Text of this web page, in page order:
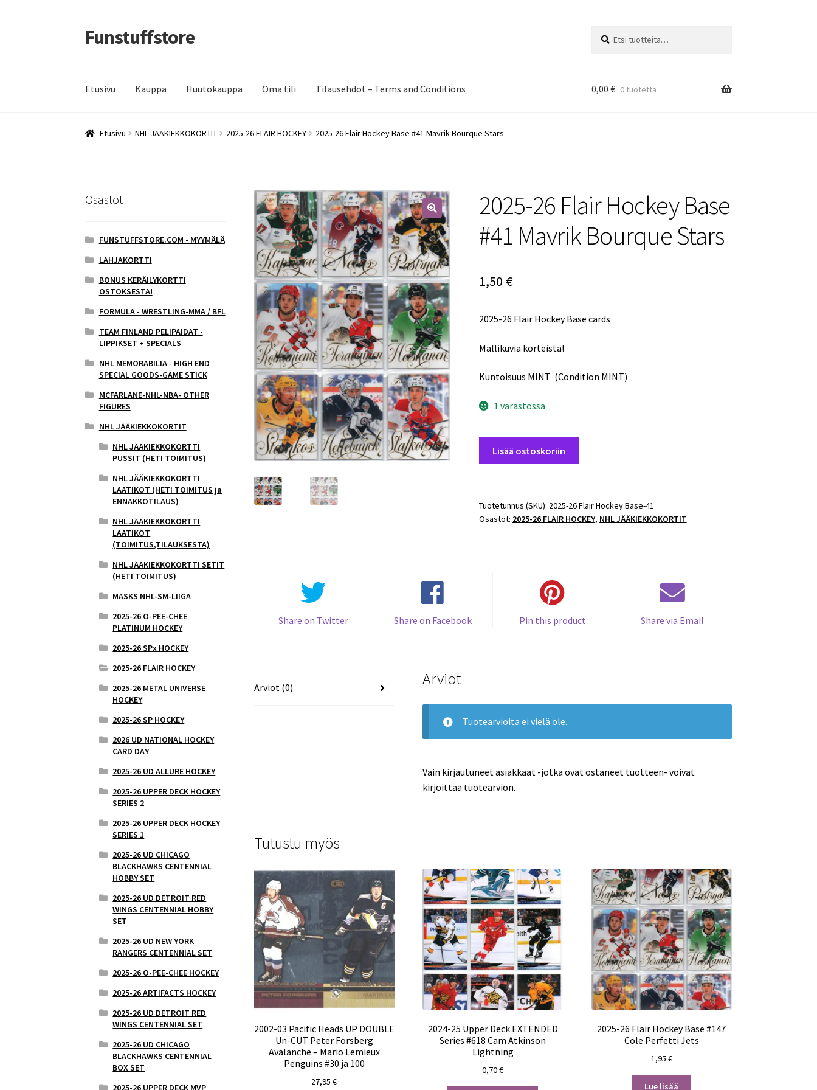
Siirry
navigointiin
Siirry
sisältöön
Funstuffstore
Etusivu Kauppa Huutokauppa Oma tili Tilausehdot – Terms and Conditions 0,00 € 0 tuotetta
Etusivu NHL JÄÄKIEKKOKORTIT 2025-26 FLAIR HOCKEY 2025-26 Flair Hockey Base #41 Mavrik Bourque Stars
🔍
2025-26 Flair Hockey Base
#41 Mavrik Bourque Stars
1,50 €
2025-26 Flair Hockey Base cards
Mallikuvia korteista!
Kuntoisuus MINT (Condition MINT)
1 varastossa
Base
#41
Lisää ostoskoriin
Tuotetunnus (SKU): 2025-26 Flair Hockey Base-41
Osastot: 2025-26 FLAIR HOCKEY, NHL JÄÄKIEKKOKORTIT
Share on Twitter Share on Facebook Pin this product Share via Email
Arviot (0) Arviot
Tuotearvioita ei vielä ole.
Vain kirjautuneet asiakkaat -jotka ovat ostaneet tuotteen- voivat
kirjoittaa tuotearvion.
Tutustu myös
2002-03 Pacific Heads UP DOUBLE
Un-CUT Peter Forsberg
Avalanche – Mario Lemieux
Penguins #30 ja 100
27,95€
2024-25 Upper Deck EXTENDED
Series #618 Cam Atkinson
Lightning
0,70€
2025-26 Flair Hockey Base #147
Cole Perfetti Jets
1,95 €
Lue lisää
Osastot
FUNSTUFFSTORE.COM - MYYMÄLÄ
LAHJAKORTTI
BONUS KERÄILYKORTTI
OSTOKSESTA!
FORMULA - WRESTLING-MMA / BFL
TEAM FINLAND PELIPAIDAT -
LIPPIKSET + SPECIALS
NHL MEMORABILIA - HIGH END
SPECIAL GOODS-GAME STICK
MCFARLANE-NHL-NBA- OTHER
FIGURES
NHL JÄÄKIEKKOKORTIT
NHL JÄÄKIEKKOKORTTI
PUSSIT (HETI TOIMITUS)
NHL JÄÄKIEKKOKORTTI
LAATIKOT (HETI TOIMITUS ja
ENNAKKOTILAUS)
NHL JÄÄKIEKKOKORTTI
LAATIKOT
(TOIMITUS,TILAUKSESTA)
NHL JÄÄKIEKKOKORTTI SETIT
(HETI TOIMITUS)
MASKS NHL-SM-LIIGA
2025-26 O-PEE-CHEE
PLATINUM HOCKEY
2025-26 SPx HOCKEY
2025-26 FLAIR HOCKEY
2025-26 METAL UNIVERSE
HOCKEY
2025-26 SP HOCKEY
2026 UD NATIONAL HOCKEY
CARD DAY
2025-26 UD ALLURE HOCKEY
2025-26 UPPER DECK HOCKEY
SERIES 2
2025-26 UPPER DECK HOCKEY
SERIES 1
2025-26 UD CHICAGO
BLACKHAWKS CENTENNIAL
HOBBY SET
2025-26 UD DETROIT RED
WINGS CENTENNIAL HOBBY
SET
2025-26 UD NEW YORK
RANGERS CENTENNIAL SET
2025-26 O-PEE-CHEE HOCKEY
2025-26 ARTIFACTS HOCKEY
2025-26 UD DETROIT RED
WINGS CENTENNIAL SET
2025-26 UD CHICAGO
BLACKHAWKS CENTENNIAL
BOX SET
2025-26 UPPER DECK MVP